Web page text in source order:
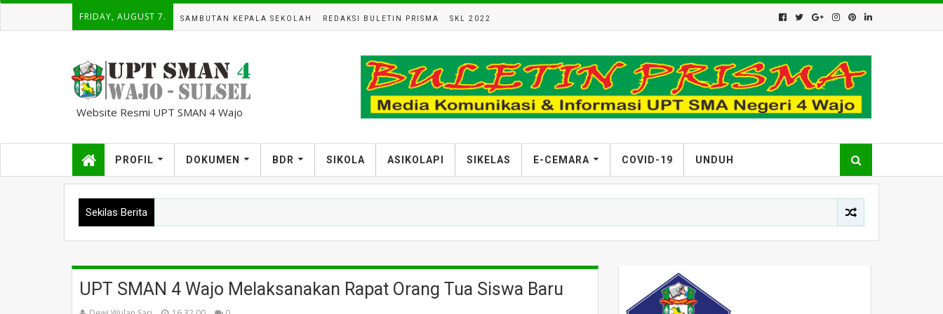
FRIDAY, AUGUST 7. SAMBUTAN KEPALA SEKOLAH REDAKSI BULETIN PRISMA SKL 2022
Website Resmi UPT SMAN 4 Wajo
PROFIL DOKUMEN BDR SIKOLA ASIKOLAPI SIKELAS E-CEMARA COVID-19 UNDUH
Sekilas Berita
UPT SMAN 4 Wajo Melaksanakan Rapat Orang Tua Siswa Baru